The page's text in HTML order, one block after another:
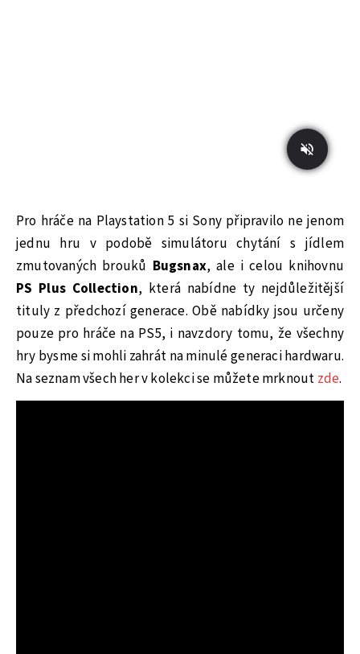
Pro hráče na Playstation 5 si Sony připravilo ne jenom
jednu hru v podobě simulátoru chytání s jídlem
zmutovaných brouků Bugsnax, ale i celou knihovnu
PS Plus Collection, která nabídne ty nejdůležitější
tituly z předchozí generace. Obě nabídky jsou určeny
pouze pro hráče na PS5, i navzdory tomu, že všechny
hry bysme si mohli zahrát na minulé generaci hardwaru.
Na seznam všech her v kolekci se můžete mrknout zde.